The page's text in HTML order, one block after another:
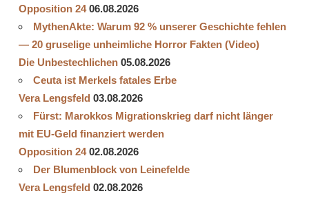
Opposition 24 06.08.2026
MythenAkte: Warum 92 % unserer Geschichte fehlen
— 20 gruselige unheimliche Horror Fakten (Video)
Die Unbestechlichen 05.08.2026
Ceuta ist Merkels fatales Erbe
Vera Lengsfeld 03.08.2026
Fürst: Marokkos Migrationskrieg darf nicht länger
mit EU-Geld finanziert werden
Opposition 24 02.08.2026
Der Blumenblock von Leinefelde
Vera Lengsfeld 02.08.2026